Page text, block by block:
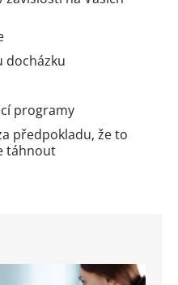
docházku
programy
předpokladu, že to
táhnout